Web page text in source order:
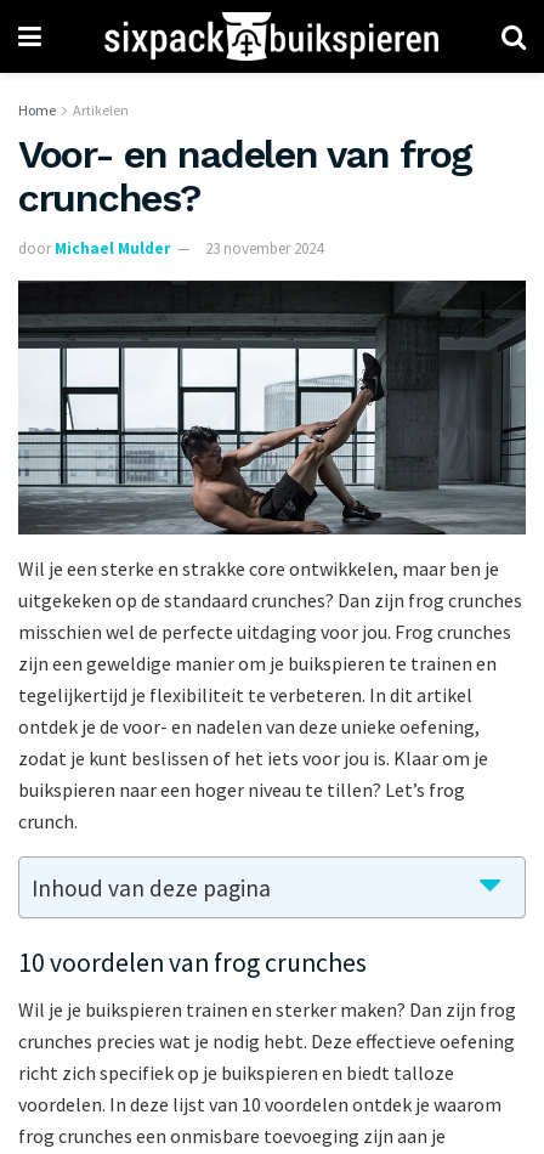
Home Artikelen
Voor- en nadelen van frog
crunches?
door Michael Mulder 23 november 2024
Wil je een sterke en strakke core ontwikkelen, maar ben je
uitgekeken op de standaard crunches? Dan zijn frog crunches
misschien wel de perfecte uitdaging voor jou. Frog crunches
zijn een geweldige manier om je buikspieren te trainen en
tegelijkertijd je flexibiliteit te verbeteren. In dit artikel
ontdek je de voor- en nadelen van deze unieke oefening,
zodat je kunt beslissen of het iets voor jou is. Klaar om je
buikspieren naar een hoger niveau te tillen? Let’s frog
crunch.
Inhoud van deze pagina
10 voordelen van frog crunches
Wil je je buikspieren trainen en sterker maken? Dan zijn frog
crunches precies wat je nodig hebt. Deze effectieve oefening
richt zich specifiek op je buikspieren en biedt talloze
voordelen. In deze lijst van 10 voordelen ontdek je waarom
frog crunches een onmisbare toevoeging zijn aan je